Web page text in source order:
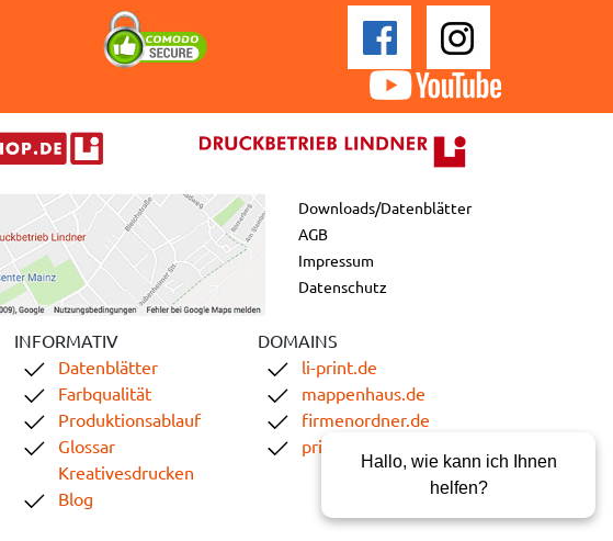
Downloads/Datenblätter
AGB
Impressum
Datenschutz
INFORMATIV
Datenblätter
Farbqualität
Produktionsablauf
Glossar
Kreativesdrucken
Blog
DOMAINS
li-print.de
mappenhaus.de
firmenordner.de
printgoweb.de
Hallo, wie kann ich Ihnen
helfen?